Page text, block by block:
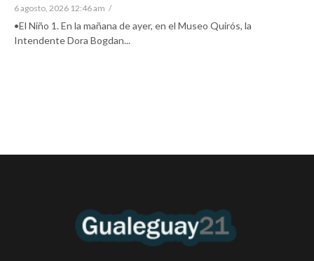
6 agosto, 2026 12:46 am /
•El Niño 1. En la mañana de ayer, en el Museo Quirós, la
Intendente Dora Bogdan...